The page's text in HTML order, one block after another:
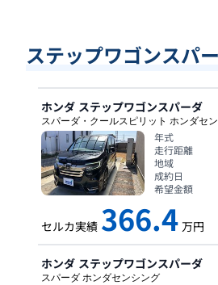
ステップワゴンスパ
ホンダ ステップワゴンスパーダ
スパーダ・クールスピリット ホンダセ
年式
走行距離
地域
成約日
希望金額
セルカ実績 366.4 万円
ホンダ ステップワゴンスパーダ
スパーダ ホンダセンシング